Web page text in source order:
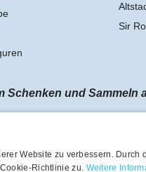
Sir
Schenken und Sammeln
Website zu verbessern. Durch
Richtlinie zu. Weitere